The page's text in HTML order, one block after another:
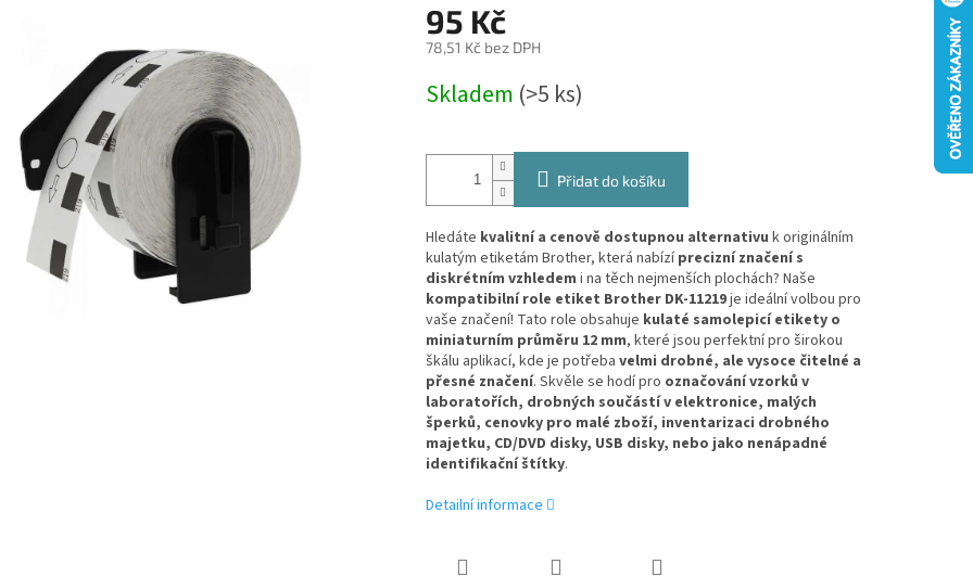
hvězdiček.
95 Kč
78,51 Kč bez DPH
cena:
Skladem (>5 ks)
Přidat do košíku
Hledáte kvalitní a cenově dostupnou alternativu k originálním
kulatým etiketám Brother, která nabízíprecizní značení s
diskrétním vzhledem i na těch nejmenších plochách? Naše
kompatibilní role etiket Brother DK-11219je ideální volbou pro
vaše značení! Tato role obsahuje kulaté samolepicí etikety o
miniaturním průměru 12 mm, které jsou perfektní pro širokou
škálu aplikací, kde je potřeba velmi drobné, ale vysoce čitelné a
přesné značení. Skvěle se hodí pro označování vzorků v
laboratořích, drobných součástí v elektronice, malých
šperků, cenovky pro malé zboží, inventarizaci drobného
majetku, CD/DVD disky, USB disky, nebo jako nenápadné
identifikační štítky.
Detailní informace